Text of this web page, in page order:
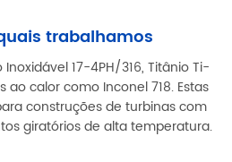
trabalhamos
17-4PH/316, Titânio Ti-
calor como Inconel 718. Estas
construções de turbinas com
giratórios de alta temperatura.